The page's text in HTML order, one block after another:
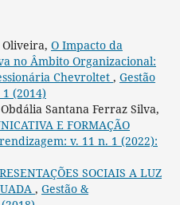
O Impacto da
no Âmbito Organizacional:
Chevroltet , Gestão
(2014)
Santana Ferraz Silva,
E FORMAÇÃO
v. 11 n. 1 (2022):
SOCIAIS A LUZ
, Gestão &